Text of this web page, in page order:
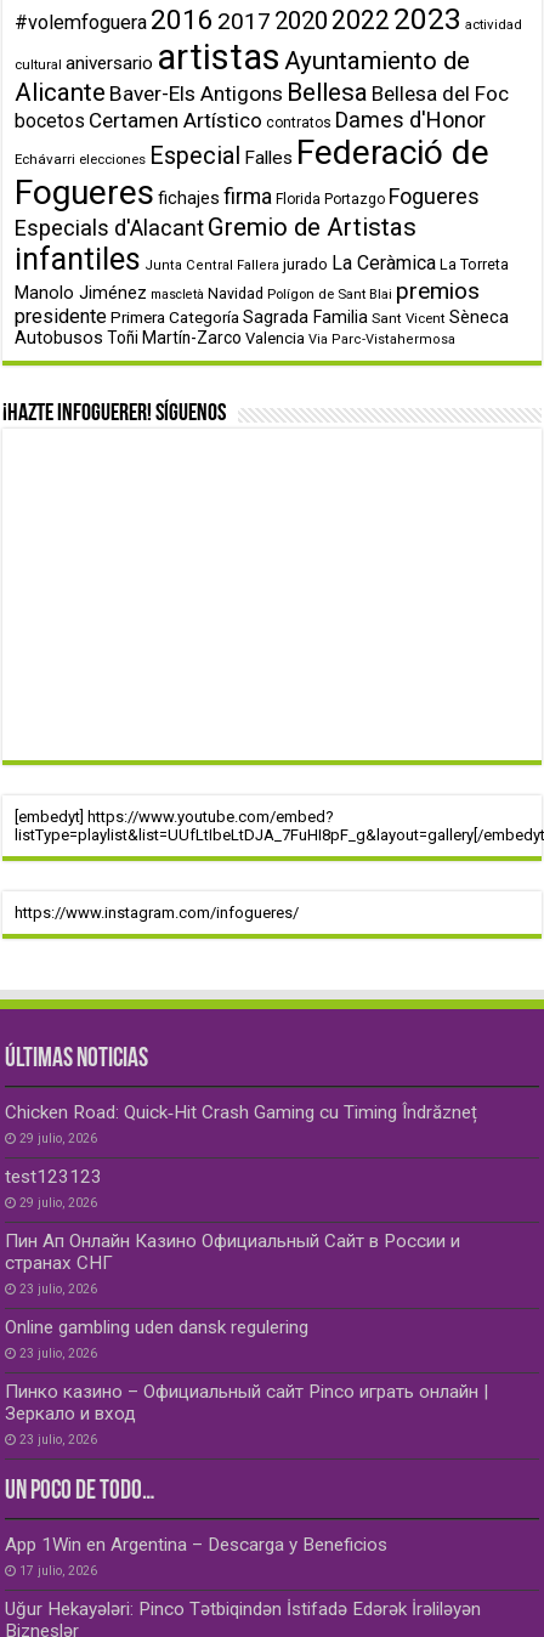
#volemfoguera 2016 2017 2020 2022 2023 actividad
cultural aniversario artistas Ayuntamiento de
Alicante Baver-Els Antigons Bellesa Bellesa del Foc
bocetos Certamen Artístico contratos Dames d'Honor
Echávarri elecciones Especial Falles Federació de
Fogueres fichajes firma Florida Portazgo Fogueres
Especials d'AlacantGremio de Artistas
infantiles Junta Central Fallera jurado La Ceràmica La Torreta
Manolo Jiménez mascletà Navidad Polígon de Sant Blai premios
presidente Primera Categoría Sagrada Familia Sant Vicent Sèneca
Autobusos Toñi Martín-Zarco Valencia Via Parc-Vistahermosa
¡Hazte infoguerer! Síguenos
[embedyt] https://www.youtube.com/embed?
listType=playlist&list=UUfLtIbeLtDJA_7FuHI8pF_g&layout=gallery[/
https://www.instagram.com/infogueres/
ÚLTIMAS NOTICIAS
Chicken Road: Quick‑Hit Crash Gaming cu Timing Îndrăzneț
29 julio, 2026
test123123
29 julio, 2026
Пин Ап Онлайн Казино Официальный Сайт в России и
странах СНГ
23 julio, 2026
Online gambling uden dansk regulering
23 julio, 2026
Пинко казино – Официальный сайт Pinco играть онлайн |
Зеркало и вход
23 julio, 2026
UN POCO DE TODO…
App 1Win en Argentina – Descarga y Beneficios
17 julio, 2026
Uğur Hekayələri: Pinco Tətbiqindən İstifadə Edərək İrəliləyən
Bizneslər